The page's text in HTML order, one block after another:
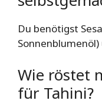
Du benötigst
Sonnenblumenöl)
Wie röstet
für Tahini?